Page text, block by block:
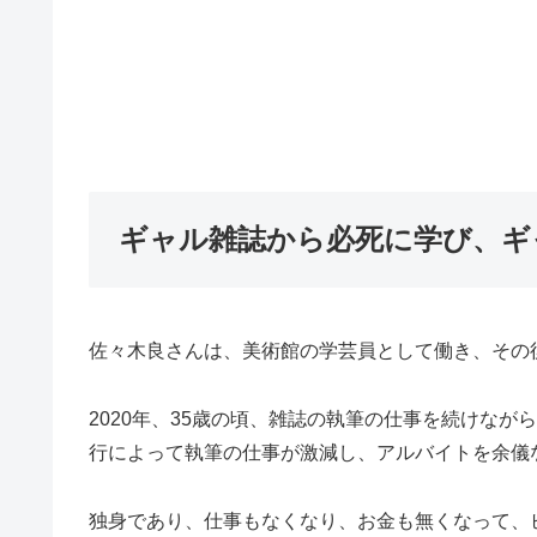
ギャル雑誌から必死に学び、
佐々木良さんは、美術館の学芸員として働き、そ
2020年、35歳の頃、雑誌の執筆の仕事を続けなが
行によって執筆の仕事が激減し、アルバイトを余儀
独身であり、仕事もなくなり、お金も無くなって